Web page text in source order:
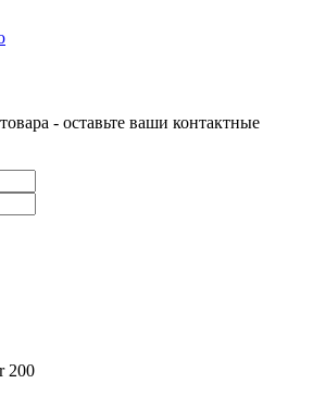
- оставьте ваши контактные
200